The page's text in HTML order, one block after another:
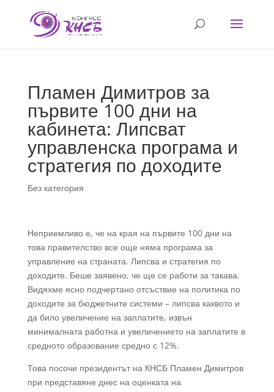
Пламен Димитров за
първите 100 дни на
кабинета: Липсват
управленска програма и
стратегия по доходите
Без категория
Неприемливо е, че на края на първите 100 дни на
това правителство все още няма програма за
управление на страната. Липсва и стратегия по
доходите. Беше заявено, че ще се работи за такава.
Видяхме ясно подчертано отсъствие на политика по
доходите за бюджетните системи – липсва каквото и
да било увеличение на заплатите, извън
минималната работна и увеличението на заплатите в
средното образование средно с 12%.
Това посочи президентът на КНСБ Пламен Димитров
при представяне днес на оценката на